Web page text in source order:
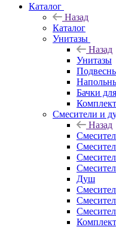
Каталог
Назад
Каталог
Унитазы
Назад
Унитазы
Бачки
Смесители и
Назад
Душ